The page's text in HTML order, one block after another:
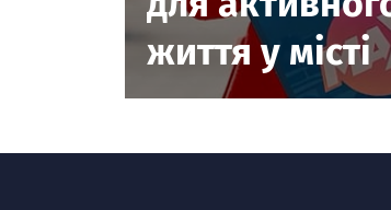
життя у місті
Посилання відкриється в